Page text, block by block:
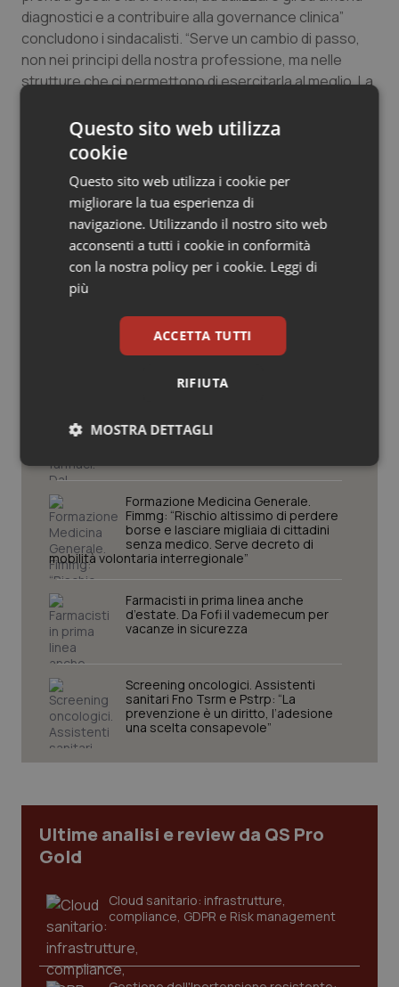
Salute orale & impianti
Sangue & coagulazione
Tumore al seno
Tumore ovarico
Tumori del Polmone & Testa Collo
Tumori gastrointestinali
Ulcera & Reflusso
diagnostici e a contribuire alla governance clinica”
concludono i sindacalisti. “Serve un cambio di passo,
non nei principi della nostra professione, ma nelle
strutture che ci permettono di esercitarla al meglio. La
15 Maggio 2025
© Riproduzione riservata
Potrebbe interessarti in
Campania
le istruzioni per il Data Matrix. Entro l’8
Formazione Medicina Generale.
Fimmg: “Rischio altissimo di perdere
borse e lasciare migliaia di cittadini
senza medico. Serve decreto di
mobilità volontaria interregionale”
Farmacisti in prima linea anche
d’estate. Da Fofi il vademecum per
vacanze in sicurezza
Screening oncologici. Assistenti
sanitari Fno Tsrm e Pstrp: “La
prevenzione è un diritto, l’adesione
una scelta consapevole”
Ultime analisi e review da QS Pro
Gold
Cloud sanitario: infrastrutture,
compliance, GDPR e Risk management
Questo sito web utilizza
cookie
Questo sito web utilizza i cookie per
migliorare la tua esperienza di
navigazione. Utilizzando il nostro sito web
acconsenti a tutti i cookie in conformità
con la nostra policy per i cookie. Leggi di
più
ACCETTA TUTTI
RIFIUTA
MOSTRA DETTAGLI
Necessari Statistici Marketing
I cookie necessari contribuiscono a rendere fruibile il
sito web abilitandone funzionalità di base quali la
protette del sito. Il sito web non è in grado di
funzionare correttamente senza questi cookie.
Nome
Fornitore/Dominio
VISITOR_PRIVACY_METADATA
YouTube